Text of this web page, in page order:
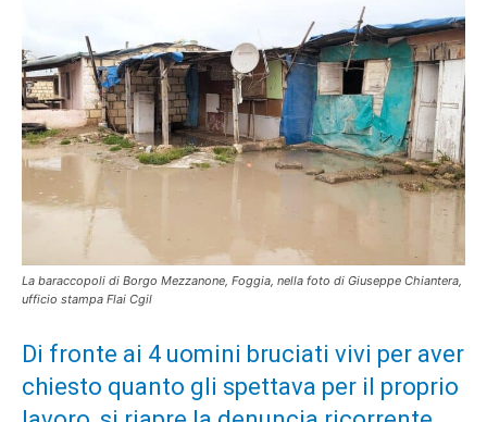
La baraccopoli di Borgo Mezzanone, Foggia, nella foto di Giuseppe Chiantera,
ufficio stampa Flai Cgil
Di fronte ai 4 uomini bruciati vivi per aver
chiesto quanto gli spettava per il proprio